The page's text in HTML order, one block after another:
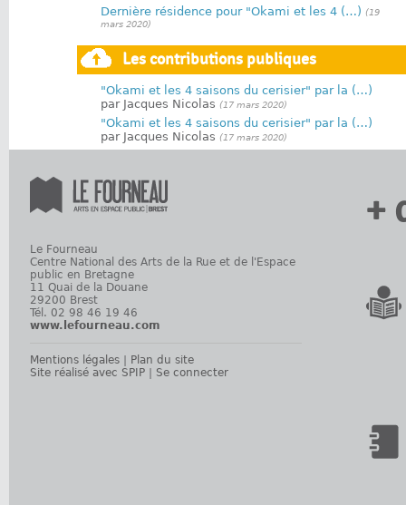
Dernière résidence pour "Okami et les 4 (…) (19
mars 2020)
Les contributions publiques
"Okami et les 4 saisons du cerisier" par la (…)
par Jacques Nicolas (17 mars 2020)
"Okami et les 4 saisons du cerisier" par la (…)
par Jacques Nicolas (17 mars 2020)
Le Fourneau
Centre National des Arts de la Rue et de l'Espace
public en Bretagne
11 Quai de la Douane
29200 Brest
Tél. 02 98 46 19 46
www.lefourneau.com
Mentions légales
Plan du site
Site réalisé avec SPIP
Se connecter
+